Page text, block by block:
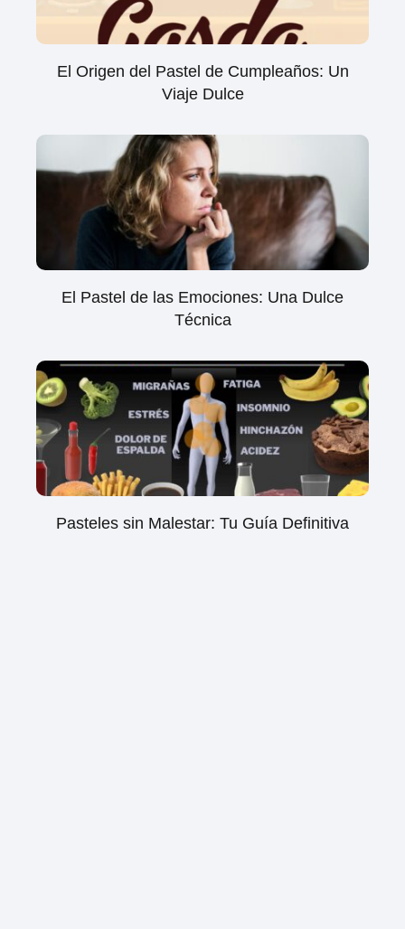
El Origen del Pastel de Cumpleaños: Un
Viaje Dulce
El Pastel de las Emociones: Una Dulce
Técnica
Pasteles sin Malestar: Tu Guía Definitiva